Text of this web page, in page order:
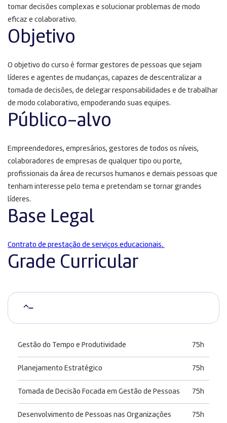
tomar decisões complexas e solucionar problemas de modo
eficaz e colaborativo.
Objetivo
O objetivo do curso é formar gestores de pessoas que sejam
líderes e agentes de mudanças, capazes de descentralizar a
tomada de decisões, de delegar responsabilidades e de trabalhar
de modo colaborativo, empoderando suas equipes.
Público-alvo
Empreendedores, empresários, gestores de todos os níveis,
colaboradores de empresas de qualquer tipo ou porte,
profissionais da área de recursos humanos e demais pessoas que
tenham interesse pelo tema e pretendam se tornar grandes
líderes.
Base Legal
Contrato de prestação de serviços educacionais.
Grade Curricular
–
Gestão do Tempo e Produtividade 75h
Planejamento Estratégico 75h
Tomada de Decisão Focada em Gestão de Pessoas 75h
Desenvolvimento de Pessoas nas Organizações 75h